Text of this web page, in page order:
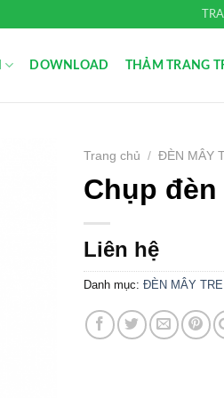
DOWNLOAD THẢM TRANG
Trang chủ / ĐÈN MÂY
Chụp
Liên hệ
Danh mục: ĐÈN MÂY TRE